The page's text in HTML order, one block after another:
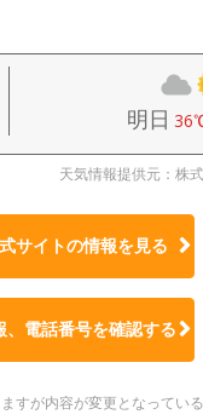
明日
天気情報提供元：株
サイトの情報を見る
電話番号を確認する
が内容が変更となってい